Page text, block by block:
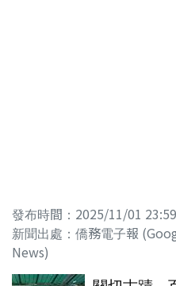
發布時間：2025/11/01 23:59
新聞出處：僑務電子報
News)